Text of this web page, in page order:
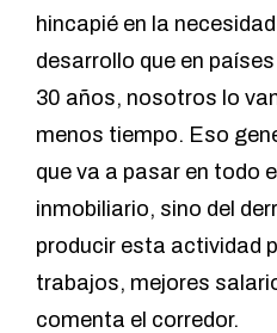
hincapié en la
desarrollo que en
30 años, nosotros lo
menos tiempo. Eso
que va a pasar en todo
inmobiliario, sino del
producir esta actividad
trabajos, mejores
comenta el corredor.